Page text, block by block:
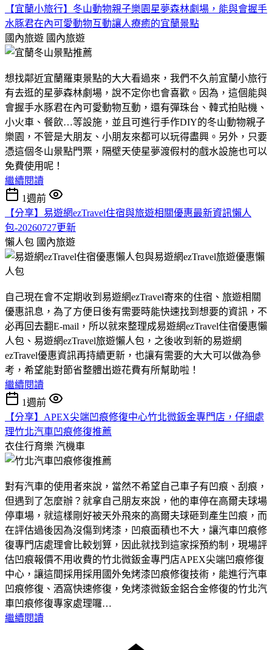
【宜蘭小旅行】冬山動物親子樂園星夢森林劇場，能與會握手
水豚君在內可愛動物互動讓人療癒的宜蘭景點
國內旅遊 國內旅遊
想找鄰近宜蘭羅東景點的大大看過來，我們不久前宜蘭小旅行
有去逛的星夢森林劇場，說不定你也會喜歡。因為，這個能與
會握手水豚君在內可愛動物互動，還有彈珠台、韓式拍貼機、
小火車、餐飲…等設施，並且可進行手作DIY的冬山動物親子
樂園，不管是大朋友、小朋友來都可以玩得盡興。另外，只要
憑這個冬山景點門票，隔壁天使星夢渡假村的戲水設施也可以
免費使用呢！
繼續閱讀
1週前
【分享】易遊網ezTravel住宿與旅遊相關優惠最新資訊懶人
包-20260727更新
懶人包 國內旅遊
自己現在會不定期收到易遊網ezTravel寄來的住宿、旅遊相關
優惠訊息，為了方便日後有需要時能快速找到想要的資訊，不
必再回去翻E-mail，所以就來整理成易遊網ezTravel住宿優惠懶
人包、易遊網ezTravel旅遊懶人包，之後收到新的易遊網
ezTravel優惠資訊再持續更新，也讓有需要的大大可以做為參
考，希望能對節省整體出遊花費有所幫助啦！
繼續閱讀
1週前
【分享】APEX尖端凹痕修復中心竹北微鈑金專門店，仔細處
理竹北汽車凹痕修復推薦
衣住行育樂 汽機車
對有汽車的使用者來說，當然不希望自己車子有凹痕、刮痕，
但遇到了怎麼辦？就拿自己朋友來說，他的車停在高爾夫球場
停車場，就這樣剛好被天外飛來的高爾夫球砸到產生凹痕，而
在評估過後因為沒傷到烤漆，凹痕面積也不大，讓汽車凹痕修
復專門店處理會比較划算，因此就找到這家採預約制，現場評
估凹痕報價不用收費的竹北微鈑金專門店APEX尖端凹痕修復
中心，讓這間採用採用國外免烤漆凹痕修復技術，能進行汽車
凹痕修復、酒窩快速修復，免烤漆微鈑金鋁合金修復的竹北汽
車凹痕修復專家處理囉…
繼續閱讀